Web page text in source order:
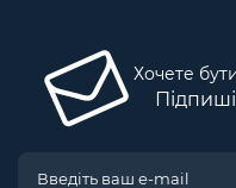
Хочете